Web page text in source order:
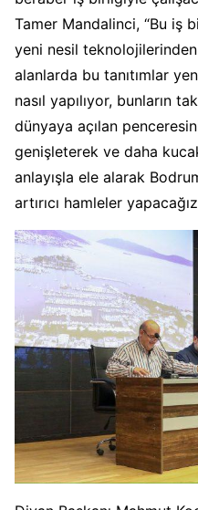
Tamer Mandalinci, “Bu iş
yeni nesil teknolojilerinden
alanlarda bu tanıtımlar
nasıl yapılıyor, bunların
dünyaya açılan
genişleterek ve daha
anlayışla ele alarak
artırıcı hamleler